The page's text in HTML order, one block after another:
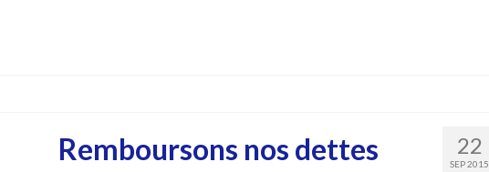
22
SEP 2015
Remboursons nos dettes